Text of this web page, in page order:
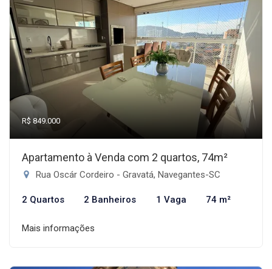
R$ 849.000
Apartamento à Venda com 2 quartos, 74m²
Rua Oscár Cordeiro - Gravatá, Navegantes-SC
2 Quartos 2 Banheiros 1 Vaga 74 m²
Mais informações